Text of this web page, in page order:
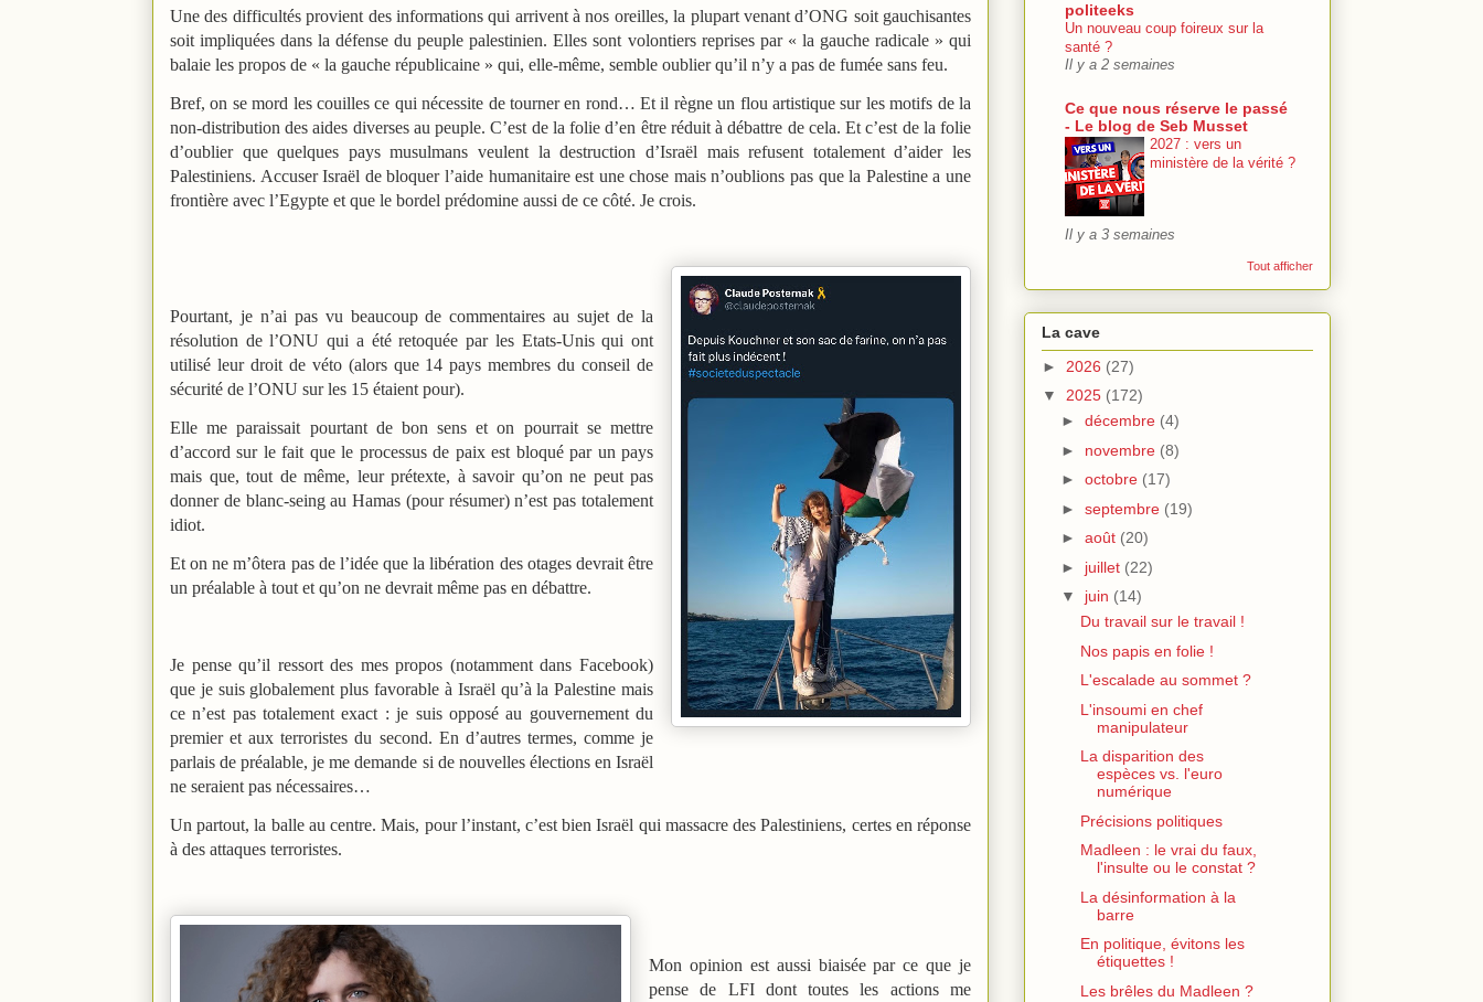
Une des difficultés provient des informations qui arrivent à nos oreilles, la plupart venant d’ONG soit gauchisantes
soit impliquées dans la défense du peuple palestinien. Elles sont volontiers reprises par « la gauche radicale » qui
balaie les propos de « la gauche républicaine » qui, elle-même, semble oublier qu’il n’y a pas de fumée sans feu.
Bref, on se mord les couilles ce qui nécessite de tourner en rond… Et il règne un flou artistique sur les motifs de la
non-distribution des aides diverses au peuple. C’est de la folie d’en être réduit à débattre de cela. Et c’est de la folie
d’oublier que quelques pays musulmans veulent la destruction d’Israël mais refusent totalement d’aider les
Palestiniens. Accuser Israël de bloquer l’aide humanitaire est une chose mais n’oublions pas que la Palestine a une
frontière avec l’Egypte et que le bordel prédomine aussi de ce côté. Je crois.
Pourtant, je n’ai pas vu beaucoup de commentaires au sujet de la
résolution de l’ONU qui a été retoquée par les Etats-Unis qui ont
utilisé leur droit de véto (alors que 14 pays membres du conseil de
sécurité de l’ONU sur les 15 étaient pour).
Elle me paraissait pourtant de bon sens et on pourrait se mettre
d’accord sur le fait que le processus de paix est bloqué par un pays
mais que, tout de même, leur prétexte, à savoir qu’on ne peut pas
donner de blanc-seing au Hamas (pour résumer) n’est pas totalement
idiot.
Et on ne m’ôtera pas de l’idée que la libération des otages devrait être
un préalable à tout et qu’on ne devrait même pas en débattre.
Je pense qu’il ressort des mes propos (notamment dans Facebook)
que je suis globalement plus favorable à Israël qu’à la Palestine mais
ce n’est pas totalement exact : je suis opposé au gouvernement du
premier et aux terroristes du second. En d’autres termes, comme je
parlais de préalable, je me demande si de nouvelles élections en Israël
ne seraient pas nécessaires…
Un partout, la balle au centre. Mais, pour l’instant, c’est bien Israël qui massacre des Palestiniens, certes en réponse
à des attaques terroristes.
Mon opinion est aussi biaisée par ce que je
pense de LFI dont toutes les actions me
politeeks
Un nouveau coup foireux sur la
santé ?
Il y a 2 semaines
Ce que nous réserve le passé
- Le blog de Seb Musset
2027 : vers un
ministère de la vérité ?
Il y a 3 semaines
Tout afficher
La cave
► 2026 (27)
▼ 2025 (172)
► décembre (4)
► novembre (8)
► octobre (17)
► septembre (19)
► août (20)
► juillet (22)
▼ juin (14)
Du travail sur le travail !
Nos papis en folie !
L'escalade au sommet ?
L'insoumi en chef
manipulateur
La disparition des
espèces vs. l'euro
numérique
Précisions politiques
Madleen : le vrai du faux,
l'insulte ou le constat ?
La désinformation à la
barre
En politique, évitons les
étiquettes !
Les brêles du Madleen ?